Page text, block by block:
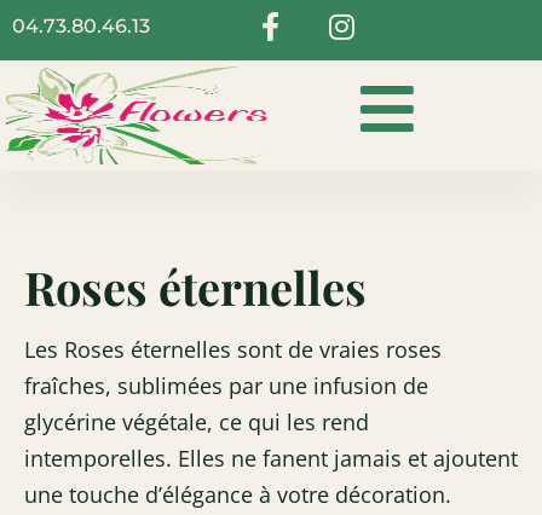
04.73.80.46.13
Roses éternelles
Les Roses éternelles sont de vraies roses
fraîches, sublimées par une infusion de
glycérine végétale, ce qui les rend
intemporelles. Elles ne fanent jamais et ajoutent
une touche d’élégance à votre décoration.